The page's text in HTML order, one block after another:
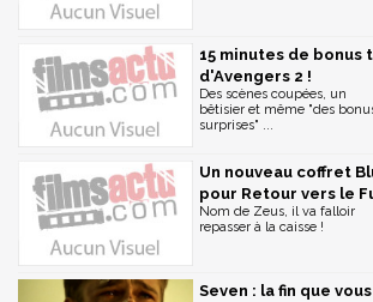
15 minutes de bonus
d'Avengers 2 !
Des scènes coupées, un
bêtisier et même "des
surprises" ...
Un nouveau coffret
pour Retour vers le
Nom de Zeus, il va falloir
repasser à la caisse !
Seven : la fin que